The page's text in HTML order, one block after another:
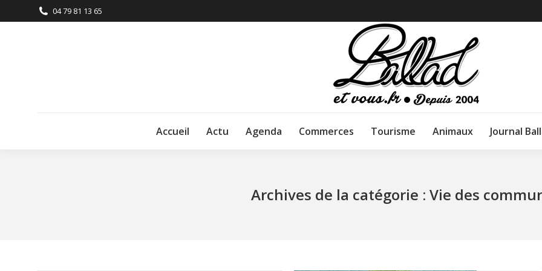
04 79 81 13 65
Accueil Actu Agenda Commerces Tourisme Animaux Journal
Archives de la catégorie : Vie des